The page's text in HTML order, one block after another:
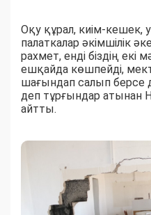
Оқу құрал, киім-кешек,
палаткалар әкімшілік
рахмет, енді біздің екі
ешқайда көшпейді,
шағындап салып берсе
деп тұрғындар атынан
айтты.